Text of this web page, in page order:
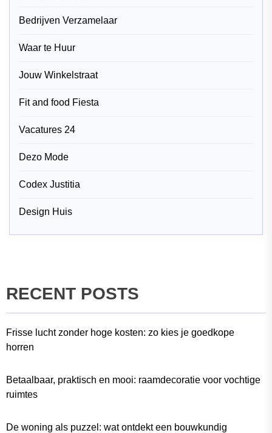
Bedrijven Verzamelaar
Waar te Huur
Jouw Winkelstraat
Fit and food Fiesta
Vacatures 24
Dezo Mode
Codex Justitia
Design Huis
RECENT POSTS
Frisse lucht zonder hoge kosten: zo kies je goedkope
horren
Betaalbaar, praktisch en mooi: raamdecoratie voor vochtige
ruimtes
De woning als puzzel: wat ontdekt een bouwkundig